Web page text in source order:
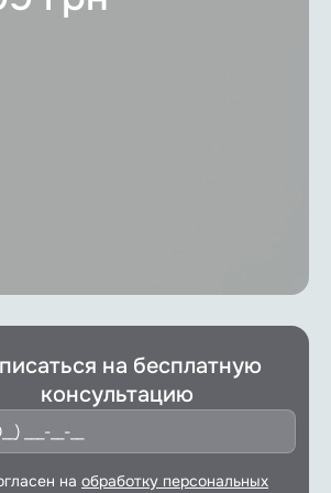
на бесплатную
консультацию
на обработку персональных